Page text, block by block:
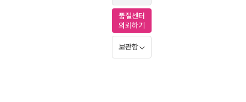
품절센터
의뢰하기
보관함